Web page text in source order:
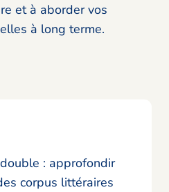
et à aborder vos
à long terme.
: approfondir
corpus littéraires